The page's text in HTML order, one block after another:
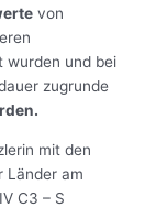
von
wurden und bei
zugrunde
mit den
Länder am
C3 – S